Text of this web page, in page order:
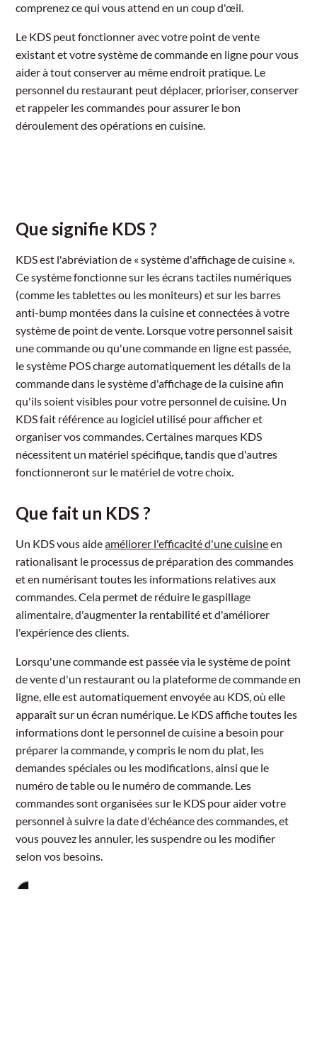
comprenez ce qui vous attend en un coup d'œil.
Le KDS peut fonctionner avec votre point de vente
existant et votre système de commande en ligne pour vous
aider à tout conserver au même endroit pratique. Le
personnel du restaurant peut déplacer, prioriser, conserver
et rappeler les commandes pour assurer le bon
déroulement des opérations en cuisine.
Que signifie KDS ?
KDS est l'abréviation de « système d'affichage de cuisine ».
Ce système fonctionne sur les écrans tactiles numériques
(comme les tablettes ou les moniteurs) et sur les barres
anti-bump montées dans la cuisine et connectées à votre
système de point de vente. Lorsque votre personnel saisit
une commande ou qu'une commande en ligne est passée,
le système POS charge automatiquement les détails de la
commande dans le système d'affichage de la cuisine afin
qu'ils soient visibles pour votre personnel de cuisine. Un
KDS fait référence au logiciel utilisé pour afficher et
organiser vos commandes. Certaines marques KDS
nécessitent un matériel spécifique, tandis que d'autres
fonctionneront sur le matériel de votre choix.
Que fait un KDS ?
Un KDS vous aideaméliorer l'efficacité d'une cuisineen
rationalisant le processus de préparation des commandes
et en numérisant toutes les informations relatives aux
commandes. Cela permet de réduire le gaspillage
alimentaire, d'augmenter la rentabilité et d'améliorer
l'expérience des clients.
Lorsqu'une commande est passée via le système de point
de vente d'un restaurant ou la plateforme de commande en
ligne, elle est automatiquement envoyée au KDS, où elle
apparaît sur un écran numérique. Le KDS affiche toutes les
informations dont le personnel de cuisine a besoin pour
préparer la commande, y compris le nom du plat, les
demandes spéciales ou les modifications, ainsi que le
numéro de table ou le numéro de commande. Les
commandes sont organisées sur le KDS pour aider votre
personnel à suivre la date d'échéance des commandes, et
vous pouvez les annuler, les suspendre ou les modifier
selon vos besoins.